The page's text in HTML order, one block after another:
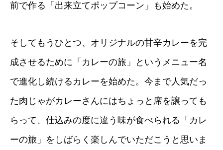
前で作る「出来立てポップコーン」も始めた。
そしてもうひとつ、オリジナルの甘辛カレーを完
成させるために「カレーの旅」というメニュー名
で進化し続けるカレーを始めた。今まで人気だっ
た肉じゃがカレーさんにはちょっと席を譲っても
らって、仕込みの度に違う味が食べられる「カレ
ーの旅」をしばらく楽しんでいただこうと思いま